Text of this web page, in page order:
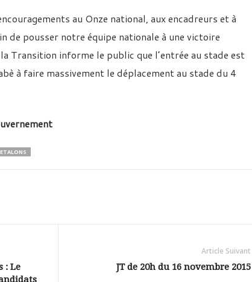
au Onze national, aux encadreurs et à
de pousser notre équipe nationale à une victoire
Transition informe le public que l’entrée au stade est
à faire massivement le déplacement au stade du 4
ETALONS
: Le
Article Suivant
JT de 20h du 16 novembre 2015